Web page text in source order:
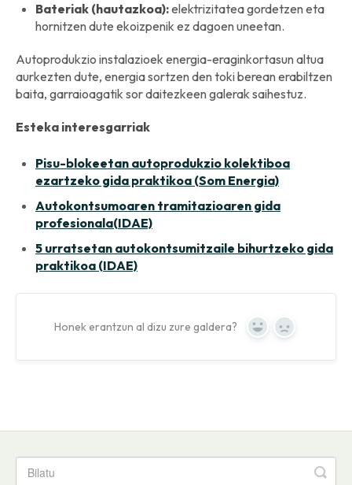
Bateriak (hautazkoa):elektrizitatea gordetzen eta
hornitzen dute ekoizpenik ez dagoen uneetan.
Autoprodukzio instalazioek energia-eraginkortasun altua
aurkezten dute, energia sortzen den toki berean erabiltzen
baita, garraioagatik sor daitezkeen galerak saihestuz.
Esteka interesgarriak
Pisu-blokeetan autoprodukzio kolektiboa
ezartzeko gida praktikoa (Som Energia)
Autokontsumoaren tramitazioaren gida
profesionala(IDAE)
5 urratsetan autokontsumitzaile bihurtzeko gida
praktikoa (IDAE)
Honek erantzun al dizu zure galdera? Yes No